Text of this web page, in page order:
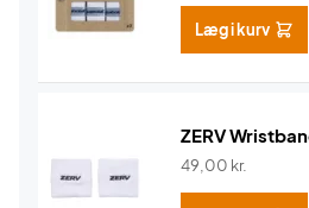
Læg i kurv
ZERV
49,00 kr.